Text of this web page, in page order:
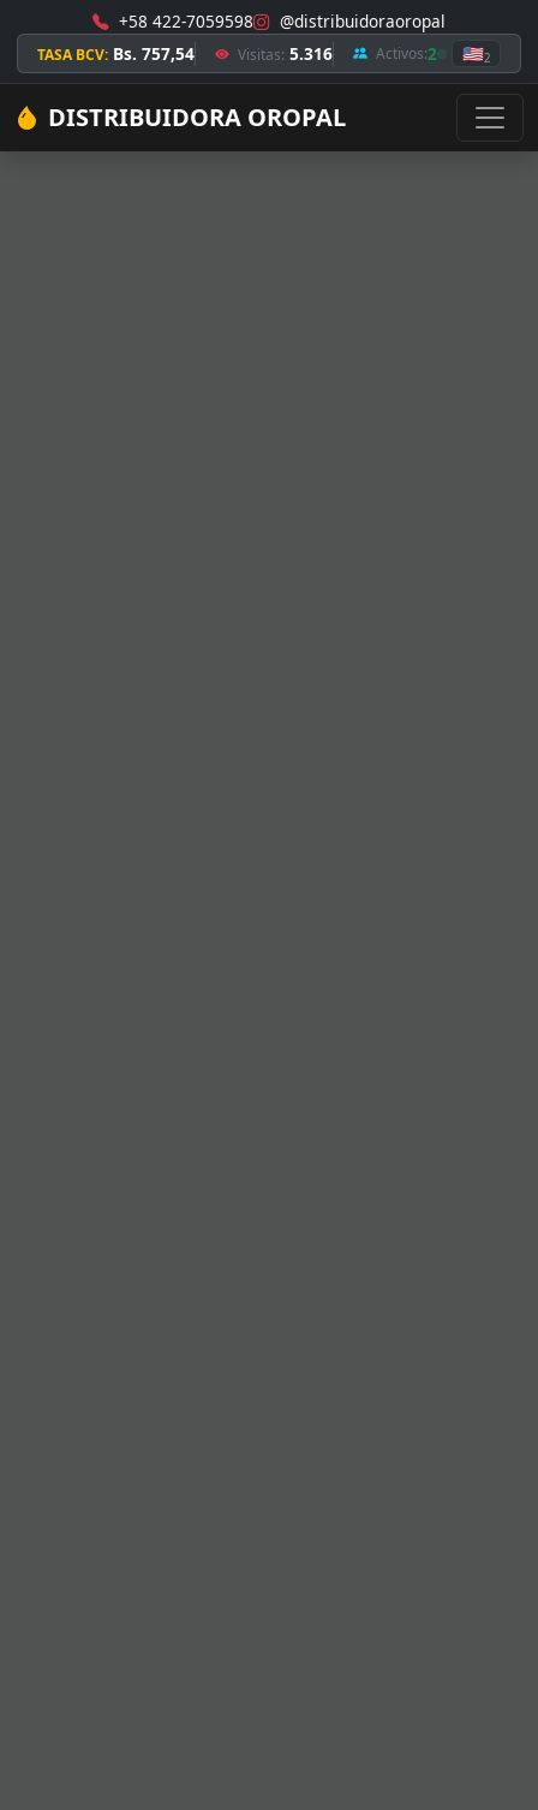
+58 422-7059598 @distribuidoraoropal
TASA BCV: Bs. 757,54 Visitas: 5.316 Activos:2 🇺🇸2
DISTRIBUIDORA OROPAL